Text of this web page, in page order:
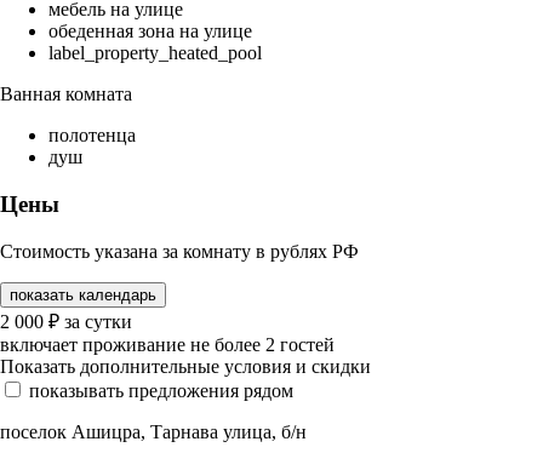
мебель на улице
обеденная зона на улице
label_property_heated_pool
Ванная комната
полотенца
душ
Цены
Стоимость указана за комнату в рублях РФ
показать календарь
2 000 ₽ за сутки
включает проживание не более 2 гостей
Показать дополнительные условия и скидки
показывать предложения рядом
поселок Ашицра, Тарнава улица, б/н